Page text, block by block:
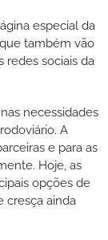
especial da
também vão
redes sociais da
necessidades
A
e para as
Hoje, as
opções de
cresça ainda